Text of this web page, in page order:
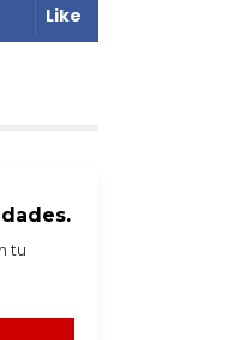
Like
tu